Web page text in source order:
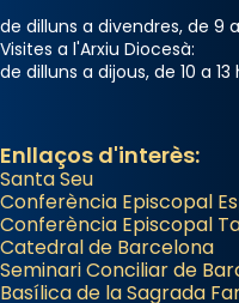
de dilluns a divendres, de 9
Visites a l'Arxiu Diocesà:
de dilluns a dijous, de 10 a 13
Enllaços d'interès:
Santa Seu
Conferència Episcopal
Conferència Episcopal
Catedral de Barcelona
Seminari Conciliar de
Basílica de la Sagrada